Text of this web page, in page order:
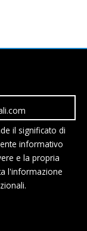
il significato di
informativo
e la propria
l'informazione